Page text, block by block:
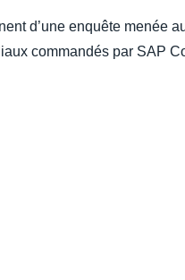
d’une enquête menée
commandés par SAP